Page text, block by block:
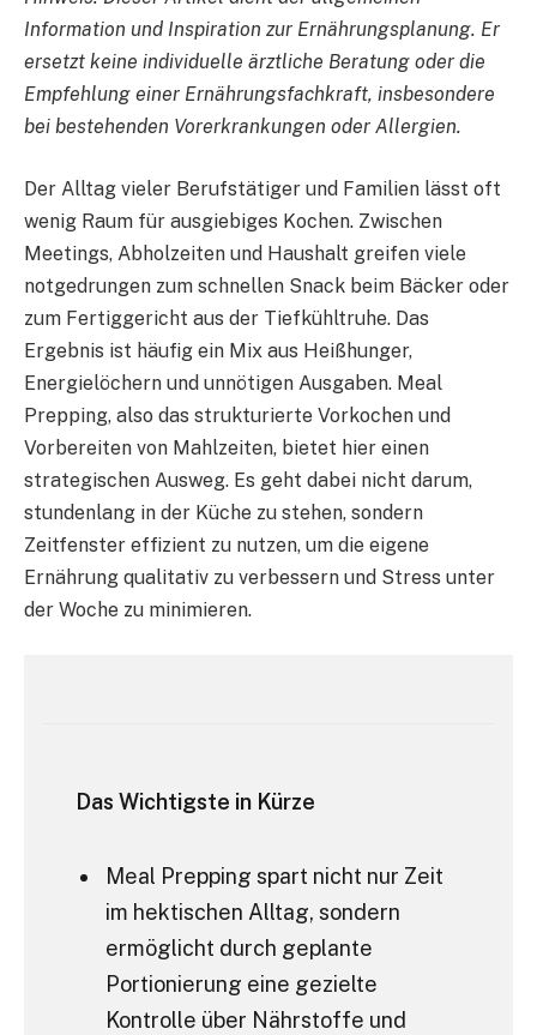
Information und Inspiration zur Ernährungsplanung. Er
ersetzt keine individuelle ärztliche Beratung oder die
Empfehlung einer Ernährungsfachkraft, insbesondere
bei bestehenden Vorerkrankungen oder Allergien.
Der Alltag vieler Berufstätiger und Familien lässt oft
wenig Raum für ausgiebiges Kochen. Zwischen
Meetings, Abholzeiten und Haushalt greifen viele
notgedrungen zum schnellen Snack beim Bäcker oder
zum Fertiggericht aus der Tiefkühltruhe. Das
Ergebnis ist häufig ein Mix aus Heißhunger,
Energielöchern und unnötigen Ausgaben. Meal
Prepping, also das strukturierte Vorkochen und
Vorbereiten von Mahlzeiten, bietet hier einen
strategischen Ausweg. Es geht dabei nicht darum,
stundenlang in der Küche zu stehen, sondern
Zeitfenster effizient zu nutzen, um die eigene
Ernährung qualitativ zu verbessern und Stress unter
der Woche zu minimieren.
Das Wichtigste in Kürze
Meal Prepping spart nicht nur Zeit
im hektischen Alltag, sondern
ermöglicht durch geplante
Portionierung eine gezielte
Kontrolle über Nährstoffe und